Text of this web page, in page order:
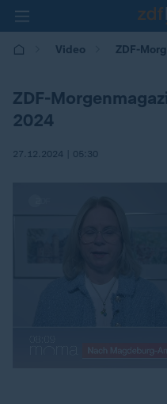
Video ZDF-
ZDF-
2024
27.12.2024 | 05:30